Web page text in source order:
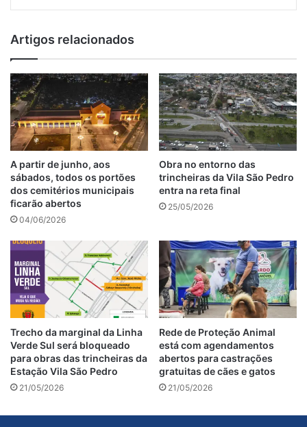
Artigos relacionados
A partir de junho, aos
sábados, todos os portões
dos cemitérios municipais
ficarão abertos
04/06/2026
Obra no entorno das
trincheiras da Vila São Pedro
entra na reta final
25/05/2026
Trecho da marginal da Linha
Verde Sul será bloqueado
para obras das trincheiras da
Estação Vila São Pedro
21/05/2026
Rede de Proteção Animal
está com agendamentos
abertos para castrações
gratuitas de cães e gatos
21/05/2026